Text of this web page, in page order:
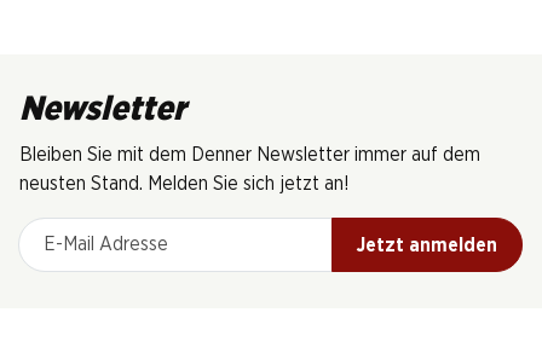
Newsletter
Bleiben Sie mit dem Denner Newsletter immer auf dem
neusten Stand. Melden Sie sich jetzt an!
E-Mail Adresse
Jetzt anmelden